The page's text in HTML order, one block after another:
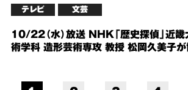
テレビ 文芸
10/22（水）放送 NHK「歴史探偵」近
術学科 造形芸術専攻 教授 松岡久美子が